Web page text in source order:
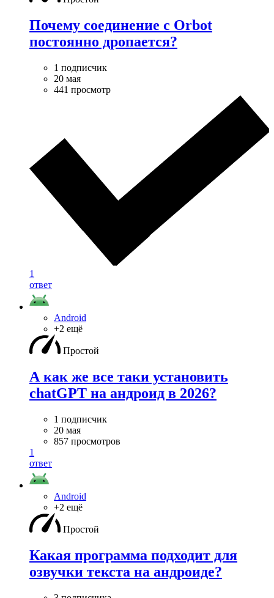
Почему соединение с Orbot
постоянно дропается?
1 подписчик
20 мая
441 просмотр
1
ответ
Android
+2 ещё
Простой
А как же все таки установить
chatGPT на андроид в 2026?
1 подписчик
20 мая
857 просмотров
1
ответ
Android
+2 ещё
Простой
Какая программа подходит для
озвучки текста на андроиде?